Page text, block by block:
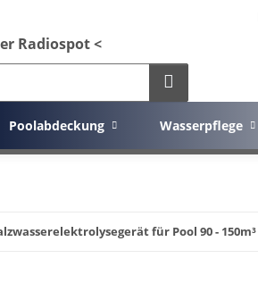
Radiospot <
Poolabdeckung Wasserpflege
für Pool 90 -